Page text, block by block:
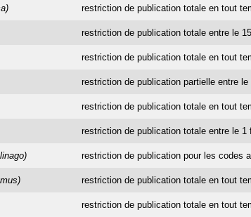
restriction de publication totale en tout
restriction de publication totale entre le
restriction de publication totale en tout
restriction de publication partielle entre
restriction de publication totale en tout
restriction de publication totale entre le 1
restriction de publication pour les codes
restriction de publication totale en tout
restriction de publication totale en tout